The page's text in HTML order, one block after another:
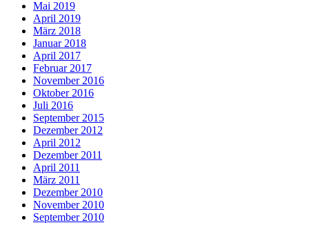
Mai 2019
April 2019
März 2018
Januar 2018
April 2017
Februar 2017
November 2016
Oktober 2016
Juli 2016
September 2015
Dezember 2012
April 2012
Dezember 2011
April 2011
März 2011
Dezember 2010
November 2010
September 2010